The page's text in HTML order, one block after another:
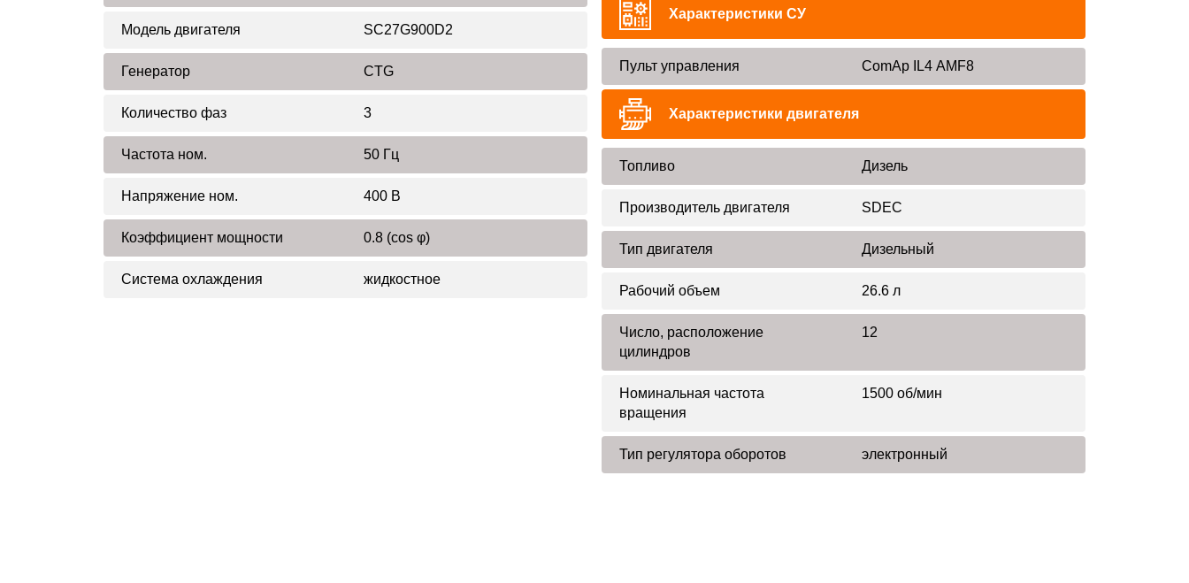
Модель двигателя SC27G900D2
Генератор CTG
Количество фаз 3
Частота ном. 50 Гц
Напряжение ном. 400 В
Коэффициент мощности 0.8 (cos φ)
Система охлаждения жидкостное
Характеристики СУ
Пульт управления ComAp IL4 AMF8
Характеристики двигателя
Топливо Дизель
Производитель двигателя SDEC
Тип двигателя Дизельный
Рабочий объем 26.6 л
Число, расположение
цилиндров
12
Номинальная частота
вращения
1500 об/мин
Тип регулятора оборотов электронный